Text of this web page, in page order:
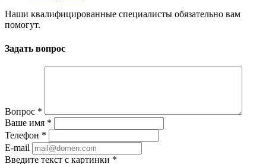
Наши квалифицированные специалисты обязательно вам
помогут.
Задать вопрос
Вопрос *
Ваше имя *
Телефон *
E-mail
Введите текст с картинки *